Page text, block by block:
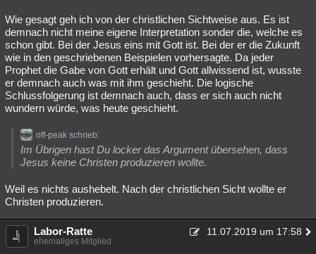
Wie gesagt geh ich von der christlichen Sichtweise aus. Es ist
demnach nicht meine eigene Interpretation sonder die, welche es
schon gibt. Bei der Jesus eins mit Gott ist. Bei der er die Zukunft
wie in den geschriebenen Beispielen vorhersagte. Da jeder
Prophet die Gabe von Gott erhält und Gott allwissend ist, wusste
er demnach auch was mit ihm geschieht. Die logische
Schlussfolgerung ist demnach auch, dass er sich auch nicht
wundern würde, was heute geschieht.
off-peak schrieb:
Im Übrigen hast Du locker das Argument übersehen, dass
Jesus keine Christen produzieren wollte.
Weil es nichts aushebelt. Nach der christlichen Sicht wollte er
Christen produzieren.
Labor-Ratte 11.07.2019 um 17:58
ehemaliges Mitglied